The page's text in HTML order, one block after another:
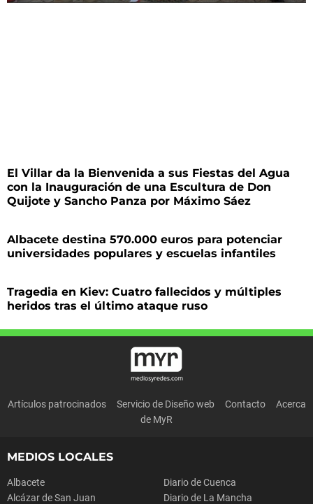
El Villar da la Bienvenida a sus Fiestas del Agua
con la Inauguración de una Escultura de Don
Quijote y Sancho Panza por Máximo Sáez
Albacete destina 570.000 euros para potenciar
universidades populares y escuelas infantiles
Tragedia en Kiev: Cuatro fallecidos y múltiples
heridos tras el último ataque ruso
Artículos patrocinados Servicio de Diseño web Contacto
Acerca
de MyR
MEDIOS LOCALES
Albacete
Alcázar de San Juan
Diario de Cuenca
Diario de La Mancha